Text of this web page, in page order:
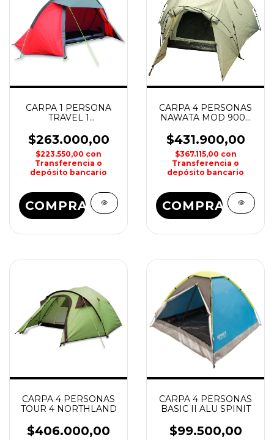
CARPA 1 PERSONA
TRAVEL 1
$263.000,00
$223.550,00 con
Transferencia o
depósito bancario
COMPRAR
CARPA 4 PERSONAS
NAWATA MOD 9004
OUTDOOR
$431.900,00
$367.115,00 con
Transferencia o
depósito bancario
COMPRAR
CARPA 4 PERSONAS
TOUR 4 NORTHLAND
$406.000,00
CARPA 4 PERSONAS
BASIC II ALU SPINIT
$99.500,00